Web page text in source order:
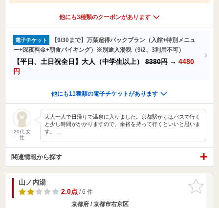
他にも3種類のクーポンがあります
電子チケット
【9/30まで】万葉超得パックプラン（入館+特別メニュ
ー+深夜料金+朝食バイキング）※別途入湯税（9/2、3利用不可）
【平日、土日祝全日】大人（中学生以上） 8380円 → 4480
円
他にも11種類の電子チケットがあります
20代 女
性
大人一人で日帰りで温泉に入りました。京都駅からはバスで行く
と少し時間がかかりますので、余裕を持って行くといいと思いま
す。 …
関連情報から探す
お気に入
りに追加
山ノ内湯
2.0点/ 6 件
京都府 / 京都市右京区